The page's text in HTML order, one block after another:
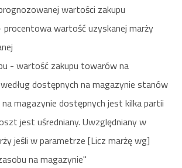
wartości zakupu
procentowa wartość uzyskanej marży
- wartość zakupu towarów na
dostępnych na magazynie stanów
na magazynie dostępnych jest kilka partii
jest uśredniany. Uwzględniany w
jeśli w parametrze [Licz marżę wg]
na magazynie"